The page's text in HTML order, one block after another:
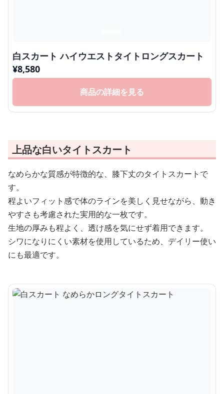
白スカート ハイウエストタイトロングスカート
¥8,580
商品の詳細を見る
上品な白いタイトスカート
なめらかな質感が特徴的な、膝下丈のタイトスカートで
す。
程よいフィット感で体のラインを美しく見せながら、動き
やすさも考慮された実用的な一枚です。
生地の厚みも程よく、透け感を気にせず着用できます。
シワになりにくい素材を使用しているため、デイリー使い
にも最適です。